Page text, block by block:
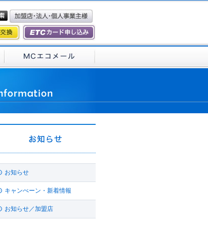
お知らせ
キャンぺーン・新着情報
お知らせ／加盟店